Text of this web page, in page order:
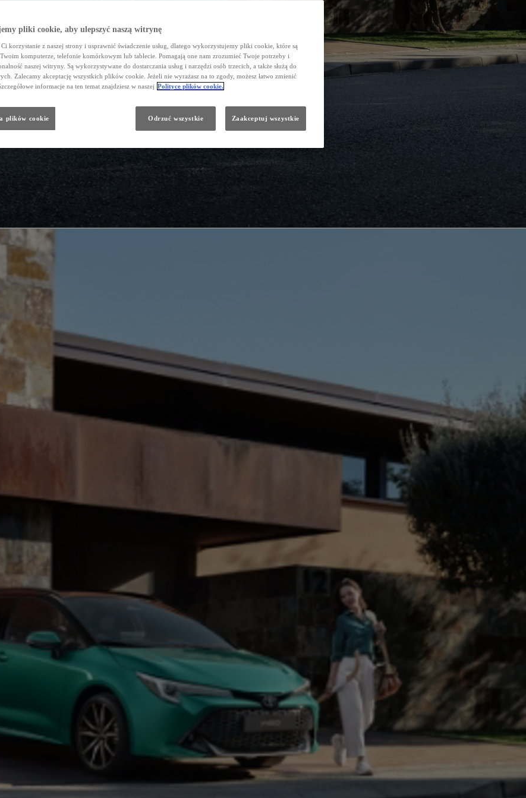
pliki cookie, aby ulepszyć naszą witrynę
Ci korzystanie z naszej strony i usprawnić świadczenie usług, dlatego wykorzystujemy pliki cookie, które są
Twoim komputerze, telefonie komórkowym lub tablecie. Pomagają one nam zrozumieć Twoje potrzeby i
naszej witryny. Są wykorzystywane do dostarczania usług i narzędzi osób trzecich, a także służą do
Zalecamy akceptację wszystkich plików cookie. Jeżeli nie wyrażasz na to zgody, możesz łatwo zmienić
informacje na ten temat znajdziesz w naszej Polityce plików cookie.
plików cookie Odrzuć wszystkie Zaakceptuj wszystkie